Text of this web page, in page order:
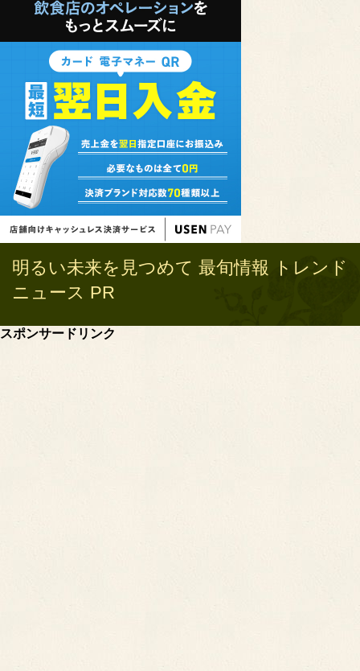
明るい未来を見つめて 最旬情報 トレンド
ニュース PR
スポンサードリンク